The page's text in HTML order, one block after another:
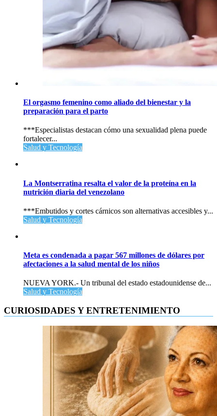
El orgasmo femenino como aliado del bienestar y la
preparación para el parto
***Especialistas destacan cómo una sexualidad plena puede
fortalecer...
Salud y Tecnología
La Montserratina resalta el valor de la proteína en la
nutrición diaria del venezolano
***Embutidos y cortes cárnicos son alternativas accesibles y...
Salud y Tecnología
Meta es condenada a pagar 567 millones de dólares por
afectaciones a la salud mental de los niños
NUEVA YORK.- Un tribunal del estado estadounidense de...
Salud y Tecnología
CURIOSIDADES Y ENTRETENIMIENTO